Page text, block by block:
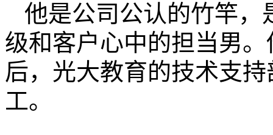
他是公司公认的竹竿，
级和客户心中的担当男
后，光大教育的技术支
工。